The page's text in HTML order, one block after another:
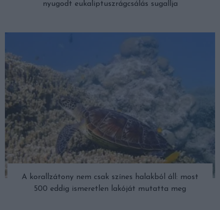
nyugodt eukaliptuszrágcsálás sugallja
A korallzátony nem csak színes halakból áll: most
500 eddig ismeretlen lakóját mutatta meg